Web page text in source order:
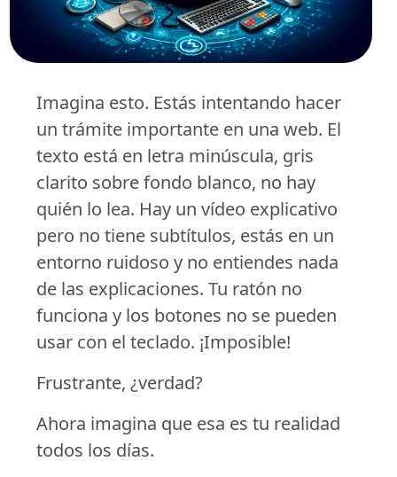
Imagina esto. Estás intentando hacer
un trámite importante en una web. El
texto está en letra minúscula, gris
clarito sobre fondo blanco, no hay
quién lo lea. Hay un vídeo explicativo
pero no tiene subtítulos, estás en un
entorno ruidoso y no entiendes nada
de las explicaciones. Tu ratón no
funciona y los botones no se pueden
usar con el teclado. ¡Imposible!
Frustrante, ¿verdad?
Ahora imagina que esa es tu realidad
todos los días.